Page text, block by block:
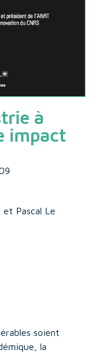
à
impact
Pascal Le
soient
la